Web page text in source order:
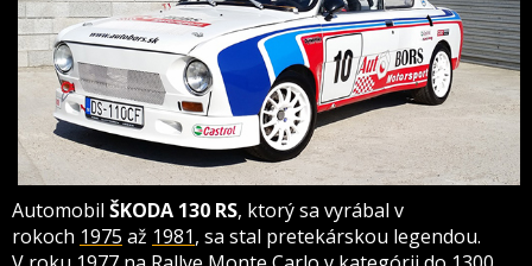
Automobil ŠKODA 130 RS, ktorýsa vyrábal v
rokoch 1975 až 1981, sa stal pretekárskou legendou.